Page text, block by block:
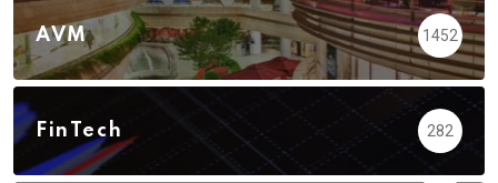
AVM 1452
FinTech 282